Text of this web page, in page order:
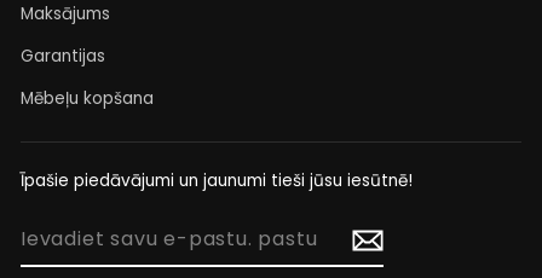
Maksājums
Garantijas
Mēbeļu kopšana
Īpašie piedāvājumi un jaunumi tieši jūsu iesūtnē!
IEVADIET